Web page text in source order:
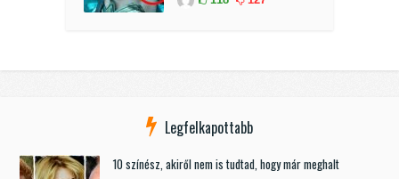
Legfelkapottabb
10 színész, akiről nem is tudtad, hogy már meghalt